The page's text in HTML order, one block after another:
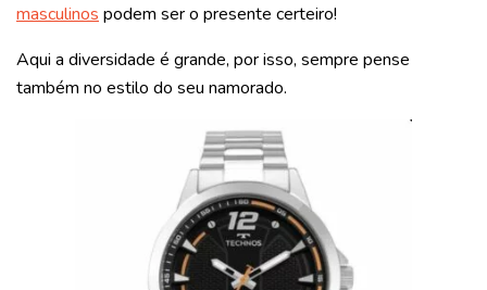
masculinospodem ser o presente certeiro!
Aqui a diversidade é grande, por isso, sempre pense
também no estilo do seu namorado.